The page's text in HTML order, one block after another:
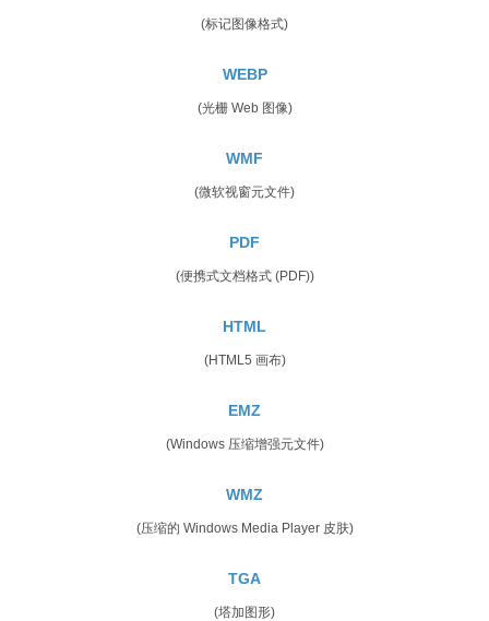
(标记图像格式)
WEBP
(光栅 Web 图像)
WMF
(微软视窗元文件)
PDF
(便携式文档格式 (PDF))
HTML
(HTML5 画布)
EMZ
(Windows 压缩增强元文件)
WMZ
(压缩的 Windows Media Player 皮肤)
TGA
(塔加图形)